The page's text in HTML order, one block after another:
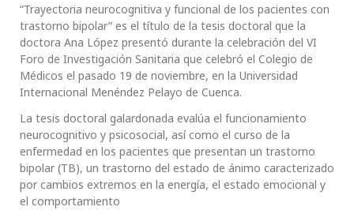
“Trayectoria neurocognitiva y funcional de los pacientes con
trastorno bipolar” es el título de la tesis doctoral que la
doctora Ana López presentó durante la celebración del VI
Foro de Investigación Sanitaria que celebró el Colegio de
Médicos el pasado 19 de noviembre, en la Universidad
Internacional Menéndez Pelayo de Cuenca.
La tesis doctoral galardonada evalúa el funcionamiento
neurocognitivo y psicosocial, así como el curso de la
enfermedad en los pacientes que presentan un trastorno
bipolar (TB), un trastorno del estado de ánimo caracterizado
por cambios extremos en la energía, el estado emocional y
el comportamiento